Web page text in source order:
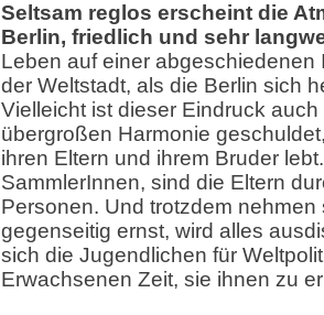
Seltsam reglos erscheint die
Berlin, friedlich und sehr
Leben auf einer abgeschiedenen
der Weltstadt, als die Berlin sich
Vielleicht ist dieser Eindruck
übergroßen Harmonie
ihren Eltern und ihrem Bruder
SammlerInnen, sind die Eltern
Personen. Und trotzdem nehmen
gegenseitig ernst, wird alles
sich die Jugendlichen für
Erwachsenen Zeit, sie ihnen zu